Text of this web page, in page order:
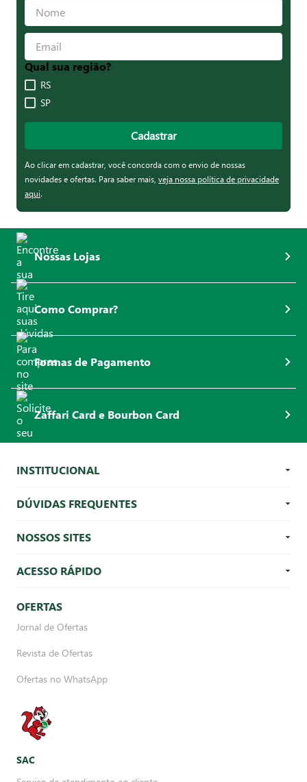
Qual sua região?
RS
SP
Cadastrar
Ao clicar em cadastrar, você concorda com o envio de nossas
novidades e ofertas. Para saber mais, veja nossa política de privacidade
aqui.
Nossas Lojas
Como Comprar?
Formas de Pagamento
Zaffari Card e Bourbon Card
INSTITUCIONAL
DÚVIDAS FREQUENTES
NOSSOS SITES
ACESSO RÁPIDO
OFERTAS
Jornal de Ofertas
Revista de Ofertas
Ofertas no WhatsApp
SAC